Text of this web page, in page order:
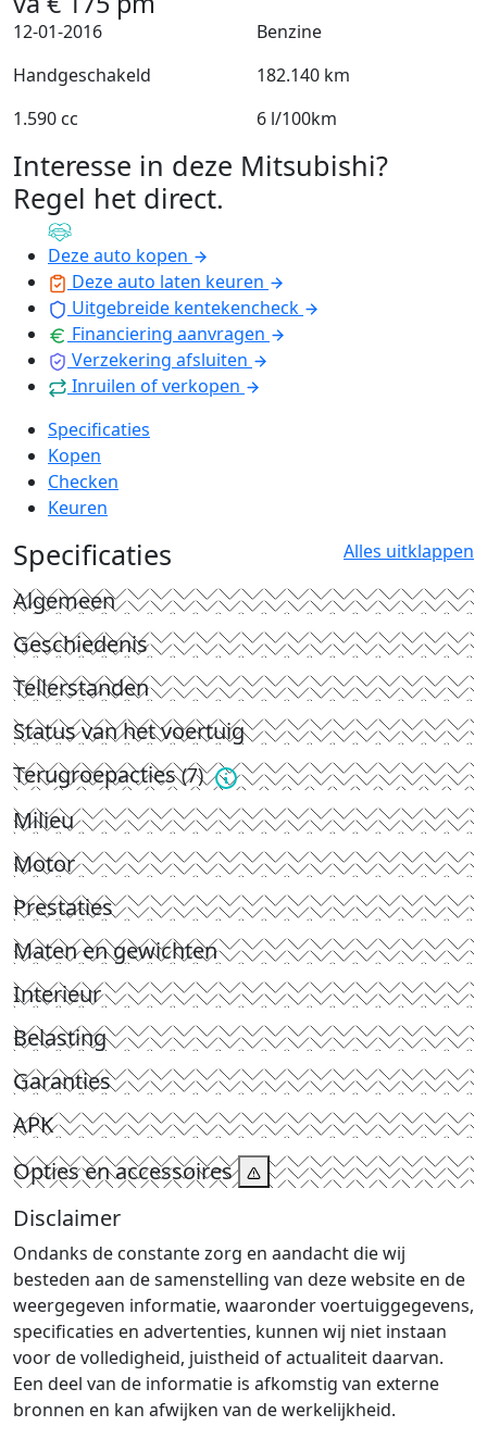
12-01-2016
Benzine
Handgeschakeld
182.140 km
1.590 cc
6 l/100km
Interesse in deze Mitsubishi?
Regel het direct.
Deze auto kopen
Deze auto laten keuren
Uitgebreide kentekencheck
Financiering aanvragen
Verzekering afsluiten
Inruilen of verkopen
Specificaties
Kopen
Checken
Keuren
Specificaties Alles uitklappen
Algemeen
Geschiedenis
Tellerstanden
Status van het voertuig
Terugroepacties(7)
Milieu
Motor
Prestaties
Maten en gewichten
Interieur
Belasting
Garanties
APK
Opties en accessoires
Disclaimer
Ondanks de constante zorg en aandacht die wij
besteden aan de samenstelling van deze website en de
weergegeven informatie, waaronder voertuiggegevens,
specificaties en advertenties, kunnen wij niet instaan
voor de volledigheid, juistheid of actualiteit daarvan.
Een deel van de informatie is afkomstig van externe
bronnen en kan afwijken van de werkelijkheid.